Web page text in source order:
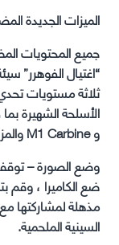
الميزات الجديدة
جميع المحتويات
“اغتيال الفوهرر”
ثلاثة مستويات
و M1 Carbine والمزيد.
وضع الصورة – توقف
ضع الكاميرا ، وقم
مذهلة لمشاركتها
السينية الملحمية.